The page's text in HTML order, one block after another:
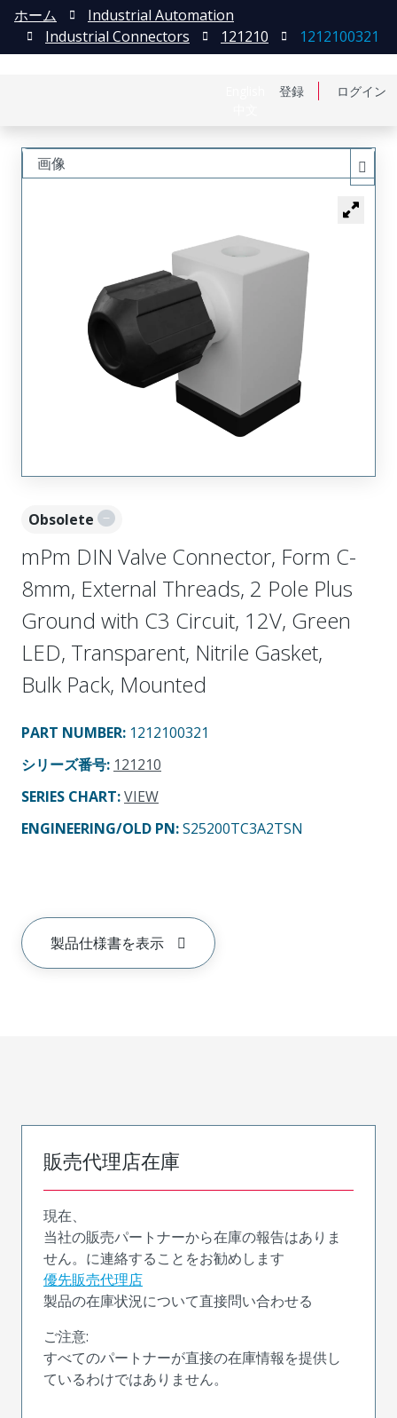
登録 ログイン
ホーム
Industrial Automation
Industrial Connectors
121210 1212100321
Obsolete
mPm DIN Valve Connector, Form C-
8mm, External Threads, 2 Pole Plus
Ground with C3 Circuit, 12V, Green
LED, Transparent, Nitrile Gasket,
Bulk Pack, Mounted
PART NUMBER: 1212100321
シリーズ番号: 121210
SERIES CHART:VIEW
ENGINEERING/OLD PN:S25200TC3A2TSN
製品仕様書を表示
画像
販売代理店在庫
現在、
当社の販売パートナーから在庫の報告はありま
せん。に連絡することをお勧めします
優先販売代理店
製品の在庫状況について直接問い合わせる
ご注意:
すべてのパートナーが直接の在庫情報を提供し
ているわけではありません。